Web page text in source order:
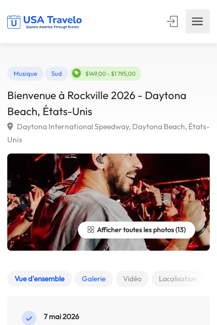
Musique $149,00 - $1 795,00
Bienvenue à Rockville 2026 - Daytona
Beach, États-Unis
Daytona International Speedway, Daytona Beach,
Unis
Afficher toutes les photos
Vue d'ensemble Galerie Vidéo Localisation
7 mai 2026